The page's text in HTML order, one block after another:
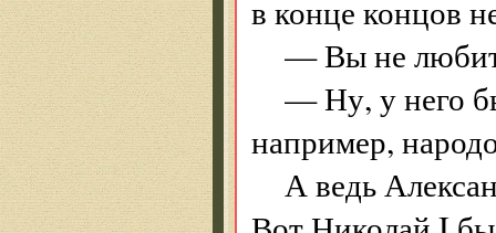
в конце концов
— Вы не
— Ну, у него
например,
А ведь